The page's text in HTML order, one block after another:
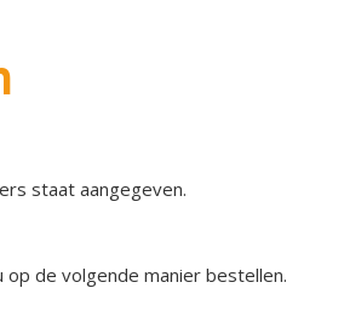
staat aangegeven.
op de volgende manier bestellen.